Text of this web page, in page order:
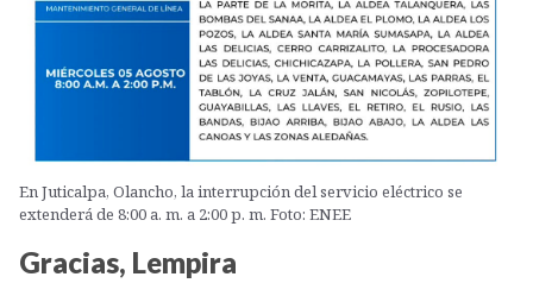
En Juticalpa, Olancho, la interrupción del servicio eléctrico se
extenderá de 8:00 a. m. a 2:00 p. m. Foto: ENEE
Gracias, Lempira